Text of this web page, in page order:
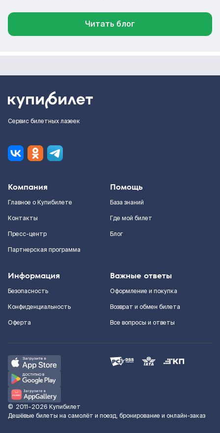
Читать блог
Сервис билетных лазеек
Компания
Главное о Купибилете
Контакты
Пресс-центр
Партнерская программа
Помощь
База знаний
Где мой билет
Блог
Информация
Безопасность
Конфиденциальность
Оферта
Важные ответы
Оформление и покупка
Возврат и обмен билета
Все вопросы и ответы
© 2011–2026 Купибилет
Дешёвые билеты на самолёт и поезд, бронирование и онлайн-заказ